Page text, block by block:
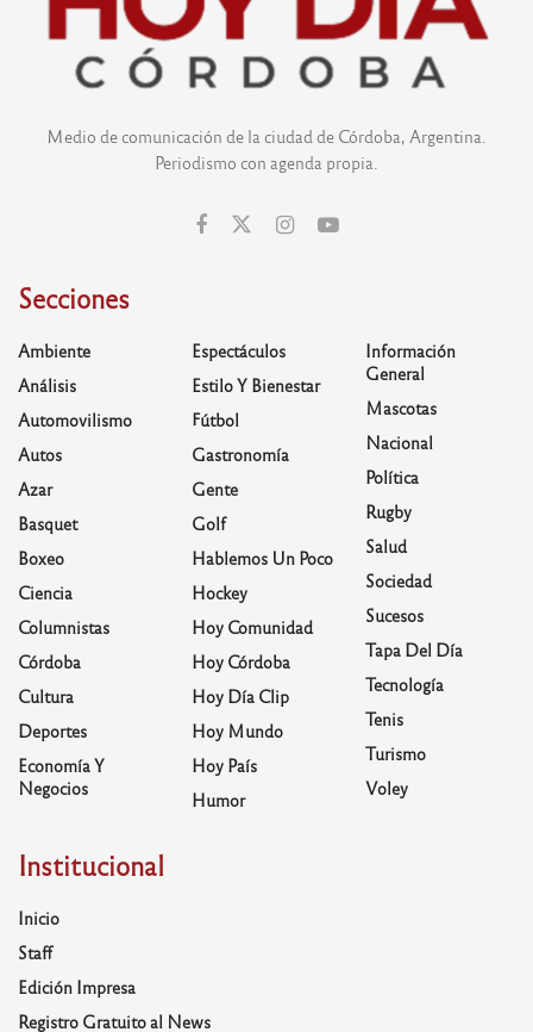
Medio de comunicación de la ciudad de Córdoba, Argentina.
Periodismo con agenda propia.
Secciones
Ambiente
Análisis
Automovilismo
Autos
Azar
Basquet
Boxeo
Ciencia
Columnistas
Córdoba
Cultura
Deportes
Economía Y
Negocios
Espectáculos
Estilo Y Bienestar
Fútbol
Gastronomía
Gente
Golf
Hablemos Un Poco
Hockey
Hoy Comunidad
Hoy Córdoba
Hoy Día Clip
Hoy Mundo
Hoy País
Humor
Información
General
Mascotas
Nacional
Política
Rugby
Salud
Sociedad
Sucesos
Tapa Del Día
Tecnología
Tenis
Turismo
Voley
Institucional
Inicio
Staff
Edición Impresa
Registro Gratuito al News